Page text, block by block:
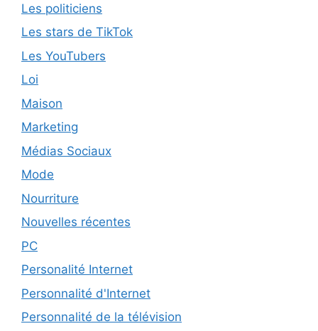
Les politiciens
Les stars de TikTok
Les YouTubers
Loi
Maison
Marketing
Médias Sociaux
Mode
Nourriture
Nouvelles récentes
PC
Personalité Internet
Personnalité d'Internet
Personnalité de la télévision